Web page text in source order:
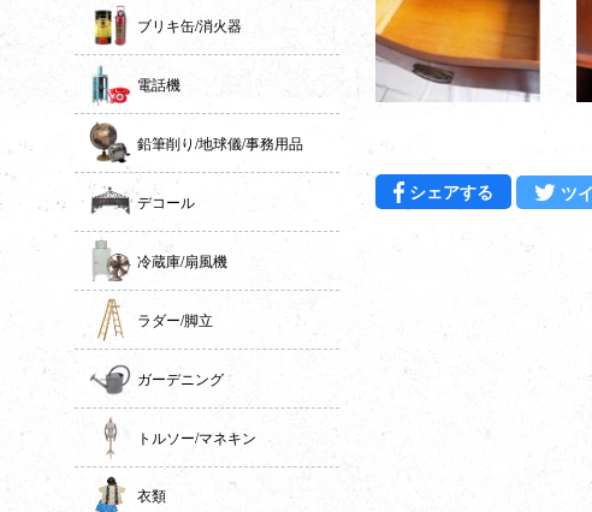
ブリキ缶/消火器
電話機
鉛筆削り/地球儀/事務用品
デコール
冷蔵庫/扇風機
ラダー/脚立
ガーデニング
トルソー/マネキン
衣類
シェアする Facebookツ